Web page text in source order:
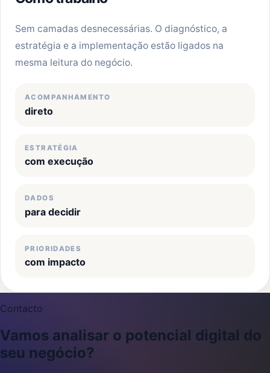
Sem camadas desnecessárias. O diagnóstico, a
estratégia e a implementação estão ligados na
mesma leitura do negócio.
ACOMPANHAMENTO
direto
ESTRATÉGIA
com execução
DADOS
para decidir
PRIORIDADES
com impacto
Contacto
Vamos analisar o potencial digital do
seu negócio?